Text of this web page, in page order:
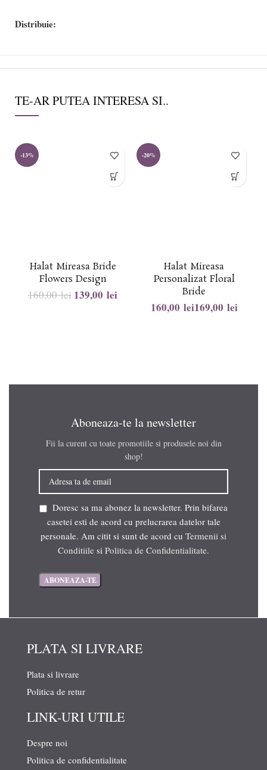
Distribuie:
TE-AR PUTEA INTERESA SI..
-13%
Halat Mireasa Bride
Flowers Design
160,00lei 139,00 lei
-20%
Halat Mireasa
Personalizat Floral
Bride
lei lei
Aboneaza-te la newsletter
Fii la curent cu toate promotiile si produsele noi din
shop!
Doresc sa ma abonez la newsletter. Prin bifarea
casetei esti de acord cu prelucrarea datelor tale
personale. Am citit si sunt de acord cu Termenii si
Conditiile si Politica de Confidentialitate.
PLATA SI LIVRARE
Plata si livrare
Politica de retur
LINK-URI UTILE
Despre noi
Politica de confidentialitate